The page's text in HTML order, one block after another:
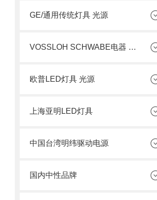
GE/通用传统灯具 光源
VOSSLOH SCHWABE电器 光源
欧普LED灯具 光源
上海亚明LED灯具
中国台湾明纬驱动电源
国内中性品牌